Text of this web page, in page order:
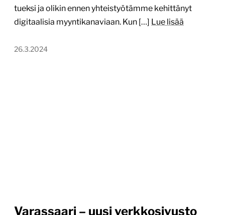
tueksi ja olikin ennen yhteistyötämme kehittänyt
digitaalisia myyntikanaviaan. Kun […] Lue lisää
26.3.2024
Varassaari – uusi verkkosivusto